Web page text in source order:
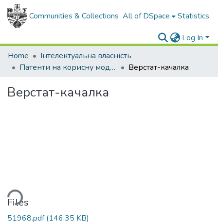
Communities & Collections All of DSpace Statistics
Log In
Home
Інтелектуальна власність
Патенти на корисну модель
Верстат-качалка
Верстат-качалка
Files
51968.pdf(146.35 KB)